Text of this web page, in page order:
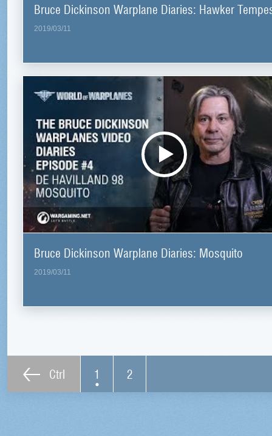
Bruce Dickinson Warplane Diaries: Hawker
2019/03/11
Bruce Dickinson Warplane Diaries: Mosquito
2019/03/11
Ctrl 1 2